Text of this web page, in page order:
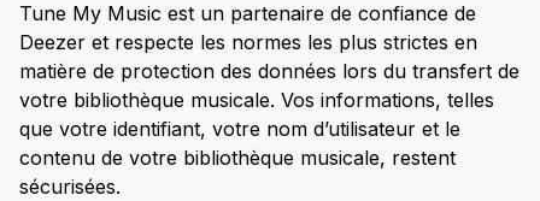
Tune My Music est un partenaire de confiance de
Deezer et respecte les normes les plus strictes en
matière de protection des données lors du transfert de
votre bibliothèque musicale. Vos informations, telles
que votre identifiant, votre nom d’utilisateur et le
contenu de votre bibliothèque musicale, restent
sécurisées.